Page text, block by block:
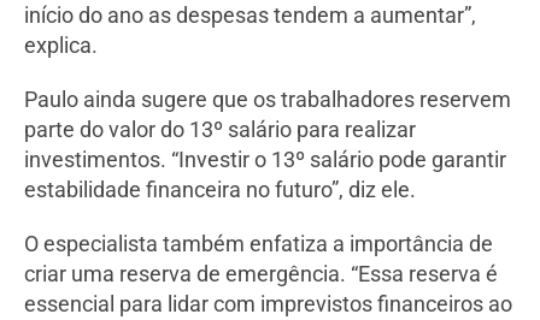
início do ano as despesas tendem a aumentar”,
explica.
Paulo ainda sugere que os trabalhadores reservem
parte do valor do 13º salário para realizar
investimentos. “Investir o 13º salário pode garantir
estabilidade financeira no futuro”, diz ele.
O especialista também enfatiza a importância de
criar uma reserva de emergência. “Essa reserva é
essencial para lidar com imprevistos financeiros ao